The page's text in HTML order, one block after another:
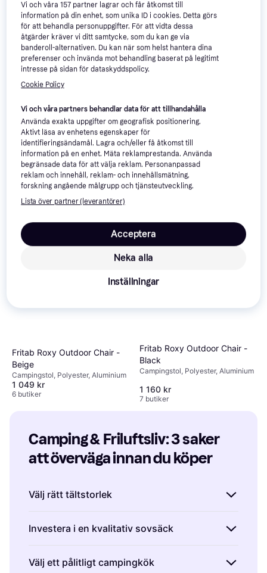
Sjö & Hav Mosquito and Tick
Spray 75 ml
106 kr
9+ butiker
742 kr
2 butiker
Dometic TropiCool TCX 35
Portable Electric Cool Box
33L Black/Gray
Kylbox Termoelektrisk,
Effekt 55W, Plast
9+ butiker
-17%
Bestway Aero Tritech
203x152x46cm
Luftmadrass
Fritab Roxy Outdoor Chair -
Beige
Campingstol, Polyester, Aluminium
1 049 kr
6 butiker
Fritab Roxy Outdoor Chair -
Black
Campingstol, Polyester, Aluminium
1 160 kr
7 butiker
Camping & Friluftsliv: 3 saker
att överväga innan du köper
Välj rätt tältstorlek
friluftsliv är det viktigt att tänka på hur många
personer som ska använda det. Ett tält som är
för litet kan göra upplevelsen obekväm,
Investera i en kvalitativ sovsäck
camping- och friluftslivsupplevelse. Tänk på
Välj ett pålitligt campingkök
Vi och våra157 partner lagrar och får åtkomst till
information på din enhet, som unika ID i cookies. Detta görs
för att behandla personuppgifter. För att vidta dessa
åtgärder kräver vi ditt samtycke, som du kan ge via
banderoll-alternativen. Du kan när som helst hantera dina
preferenser och invända mot behandling baserat på legitimt
intresse på sidan för dataskyddspolicy.
Cookie Policy
Vi och våra partners behandlar data för att tillhandahålla
Använda exakta uppgifter om geografisk positionering.
Aktivt läsa av enhetens egenskaper för
identifieringsändamål. Lagra och/eller få åtkomst till
information på en enhet. Mäta reklamprestanda. Använda
begränsade data för att välja reklam. Personanpassad
reklam och innehåll, reklam- och innehållsmätning,
forskning angående målgrupp och tjänsteutveckling.
Lista över partner (leverantörer)
Neka alla
Acceptera
Inställningar